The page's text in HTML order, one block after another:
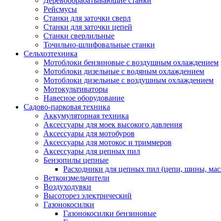
Рейсмусы
Станки для заточки сверл
Станки для заточки цепей
Станки сверлильные
Точильно-шлифовальные станки
Сельхозтехника
Мотоблоки бензиновые с воздушным охлаждением
Мотоблоки дизельные с водяным охлаждением
Мотоблоки дизельные с воздушным охлаждением
Мотокультиваторы
Навесное оборудование
Садово-парковая техника
Аккумуляторная техника
Аксессуары для моек высокого давления
Аксессуары для мотобуров
Аксессуары для мотокос и триммеров
Аксессуары для цепных пил
Бензопилы цепные
Расходники для цепных пил (цепи, шины,
Веткоизмельчители
Воздуходувки
Высоторез электрический
Газонокосилки
Газонокосилки бензиновые